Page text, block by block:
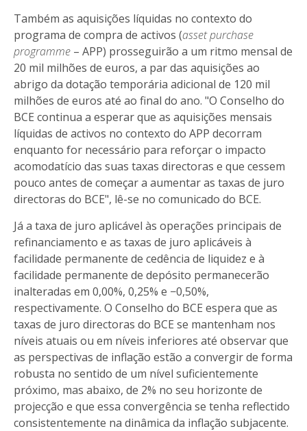
Também as aquisições líquidas no contexto do
programa de compra de activos (asset purchase
programme – APP) prosseguirão a um ritmo mensal de
20 mil milhões de euros, a par das aquisições ao
abrigo da dotação temporária adicional de 120 mil
milhões de euros até ao final do ano. "O Conselho do
BCE continua a esperar que as aquisições mensais
líquidas de activos no contexto do APP decorram
enquanto for necessário para reforçar o impacto
acomodatício das suas taxas directoras e que cessem
pouco antes de começar a aumentar as taxas de juro
directoras do BCE", lê-se no comunicado do BCE.
Já a taxa de juro aplicável às operações principais de
refinanciamento e as taxas de juro aplicáveis à
facilidade permanente de cedência de liquidez e à
facilidade permanente de depósito permanecerão
inalteradas em 0,00%, 0,25% e −0,50%,
respectivamente. O Conselho do BCE espera que as
taxas de juro directoras do BCE se mantenham nos
níveis atuais ou em níveis inferiores até observar que
as perspectivas de inflação estão a convergir de forma
robusta no sentido de um nível suficientemente
próximo, mas abaixo, de 2% no seu horizonte de
projecção e que essa convergência se tenha reflectido
consistentemente na dinâmica da inflação subjacente.